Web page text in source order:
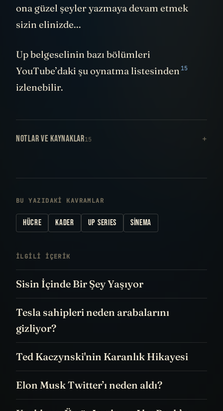
ona güzel şeyler yazmaya devam etmek
sizin elinizde...
Up belgeselinin bazı bölümleri
YouTube’daki şu oynatma listesinden 15
izlenebilir.
NOTLAR VE KAYNAKLAR15
BU YAZIDAKI KAVRAMLAR
HÜCRE KADER UP SERIES SINEMA
İLGILI IÇERIK
Sisin İçinde Bir Şey Yaşıyor
Tesla sahipleri neden arabalarını
gizliyor?
Ted Kaczynski'nin Karanlık Hikayesi
Elon Musk Twitter’ı neden aldı?